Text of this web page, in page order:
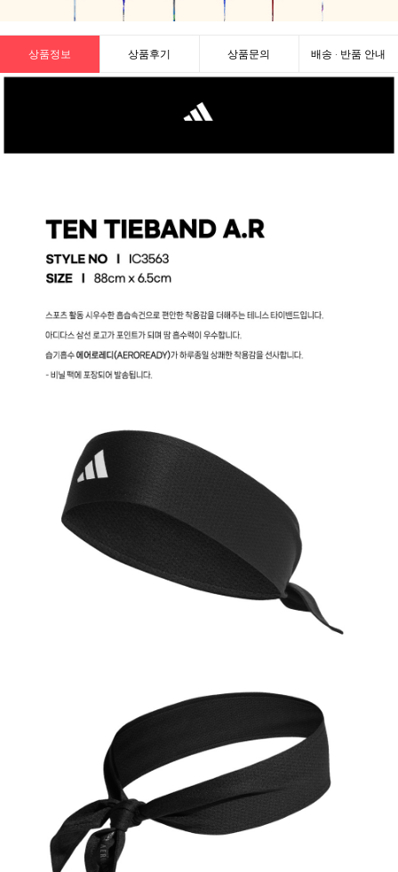
상품정보 상품후기 상품문의 배송 · 반품 안내